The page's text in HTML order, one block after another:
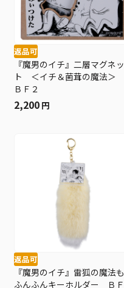
返品可
『魔男のイチ』二層マグネッ
ト ＜イチ＆菌茸の魔法＞
ＢＦ２
2,200 円
返品可
『魔男のイチ』雷狐の魔法も
ふんふんキーホルダー ＢＦ